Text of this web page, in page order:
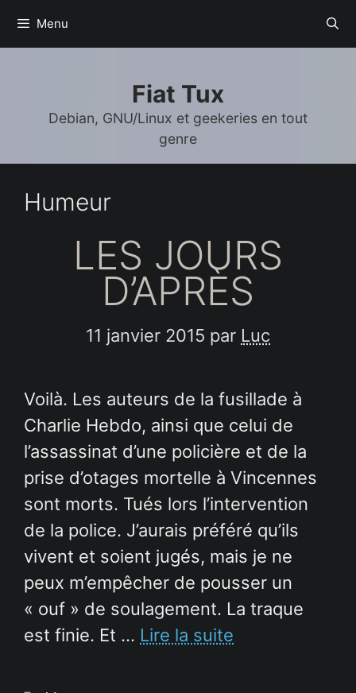
Menu
Fiat Tux
Debian, GNU/Linux et geekeries en tout
genre
Humeur
LES JOURS
D’APRÈS
11 janvier 2015 par Luc
Voilà. Les auteurs de la fusillade à
Charlie Hebdo, ainsi que celui de
l’assassinat d’une policière et de la
prise d’otages mortelle à Vincennes
sont morts. Tués lors l’intervention
de la police. J’aurais préféré qu’ils
vivent et soient jugés, mais je ne
peux m’empêcher de pousser un
« ouf » de soulagement. La traque
est finie. Et … Lire la suite